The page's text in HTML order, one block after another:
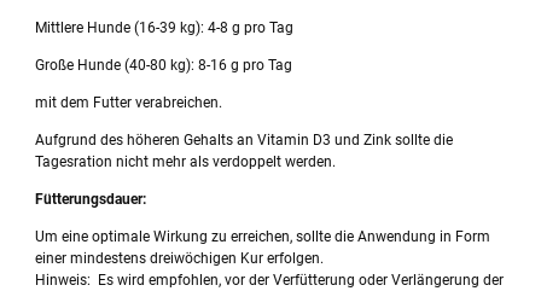
Mittlere Hunde (16-39 kg): 4-8 g pro Tag
Große Hunde (40-80 kg): 8-16 g pro Tag
mit dem Futter verabreichen.
Aufgrund des höheren Gehalts an Vitamin D3 und Zink sollte die
Tagesration nicht mehr als verdoppelt werden.
Fütterungsdauer:
Um eine optimale Wirkung zu erreichen, sollte die Anwendung in Form
einer mindestens dreiwöchigen Kur erfolgen.
Hinweis: Es wird empfohlen, vor der Verfütterung oder Verlängerung der